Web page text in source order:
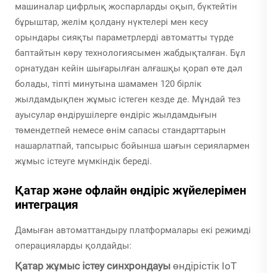
машиналар цифрлық жоспарларды оқып, бүктейтін
бұрыштар, желім қолдану нүктелері мен кесу
орындары сияқты параметрлерді автоматты түрде
баптайтын көру технологиясымен жабдықталған. Бұл
орнатудан кейін шығарылған алғашқы қорап өте дәл
болады, тіпті минутына шамамен 120 бірлік
жылдамдықпен жұмыс істеген кезде де. Мұндай тез
ауысулар өндірушілерге өндіріс жылдамдығын
төмендетпей немесе өнім сапасы стандарттарын
нашарлатпай, тапсырыс бойынша шағын сериялармен
жұмыс істеуге мүмкіндік береді.
Қатар және офлайн өндіріс жүйелерімен
интеграция
Дамыған автоматтандыру платформалары екі режимді
операцияларды қолдайды:
Қатар жұмыс істеу синхрондауы өндірістік IoT